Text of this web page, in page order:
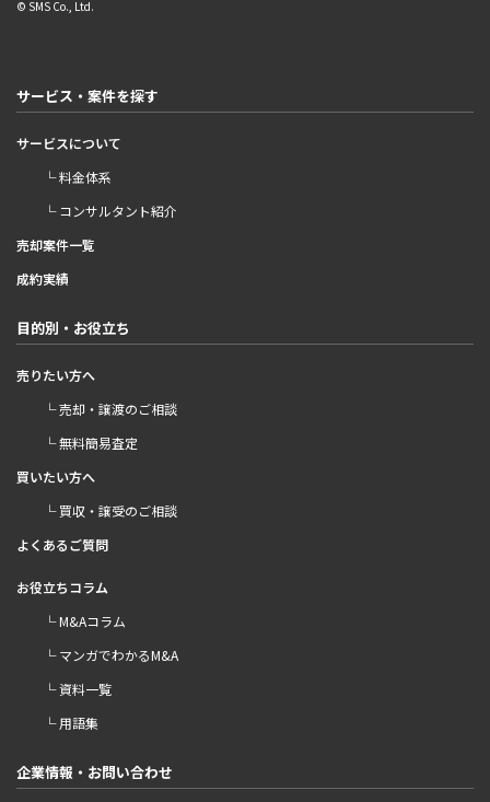
© SMS Co., Ltd.
サービス・案件を探す
サービスについて
└ 料金体系
└ コンサルタント紹介
売却案件一覧
成約実績
目的別・お役立ち
売りたい方へ
└ 売却・譲渡のご相談
└ 無料簡易査定
買いたい方へ
└ 買収・譲受のご相談
よくあるご質問
お役立ちコラム
└ M&Aコラム
└ マンガでわかるM&A
└ 資料一覧
└ 用語集
企業情報・お問い合わせ